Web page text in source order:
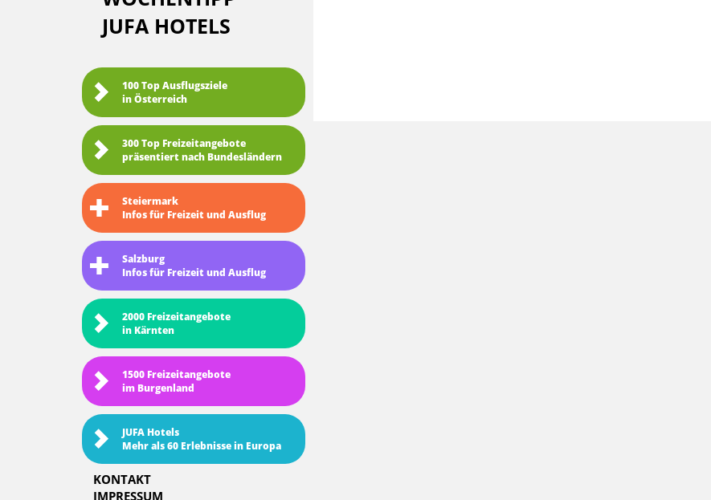
JUFA HOTELS
100 Top Ausflugsziele
in Österreich
300 Top Freizeitangebote
präsentiert nach Bundesländern
Steiermark
Infos für Freizeit und Ausflug
Salzburg
Infos für Freizeit und Ausflug
2000 Freizeitangebote
in Kärnten
1500 Freizeitangebote
im Burgenland
JUFA Hotels
Mehr als 60 Erlebnisse in Europa
KONTAKT
IMPRESSUM